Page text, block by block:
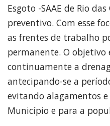
Esgoto -SAAE de Rio
preventivo. Com esse
as frentes de trabalho
permanente. O objetivo
continuamente a
antecipando-se a
evitando alagamentos
Município e para a